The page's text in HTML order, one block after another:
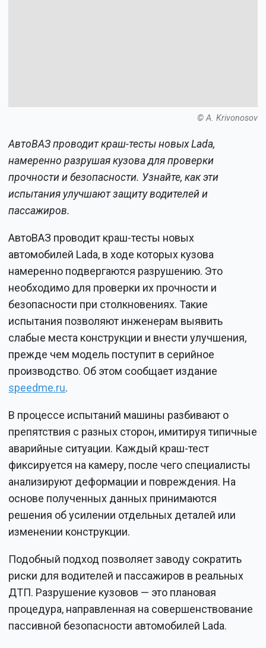
© A. Krivonosov
АвтоВАЗ проводит краш-тесты новых Lada,
намеренно разрушая кузова для проверки
прочности и безопасности. Узнайте, как эти
испытания улучшают защиту водителей и
пассажиров.
АвтоВАЗ проводит краш-тесты новых
автомобилей Lada, в ходе которых кузова
намеренно подвергаются разрушению. Это
необходимо для проверки их прочности и
безопасности при столкновениях. Такие
испытания позволяют инженерам выявить
слабые места конструкции и внести улучшения,
прежде чем модель поступит в серийное
производство. Об этом сообщает издание
speedme.ru.
В процессе испытаний машины разбивают о
препятствия с разных сторон, имитируя типичные
аварийные ситуации. Каждый краш-тест
фиксируется на камеру, после чего специалисты
анализируют деформации и повреждения. На
основе полученных данных принимаются
решения об усилении отдельных деталей или
изменении конструкции.
Подобный подход позволяет заводу сократить
риски для водителей и пассажиров в реальных
ДТП. Разрушение кузовов — это плановая
процедура, направленная на совершенствование
пассивной безопасности автомобилей Lada.